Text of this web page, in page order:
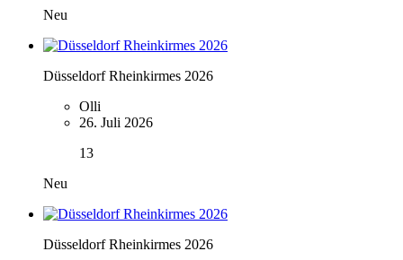
Neu
Düsseldorf Rheinkirmes 2026
Olli
26. Juli 2026
13
Neu
Düsseldorf Rheinkirmes 2026